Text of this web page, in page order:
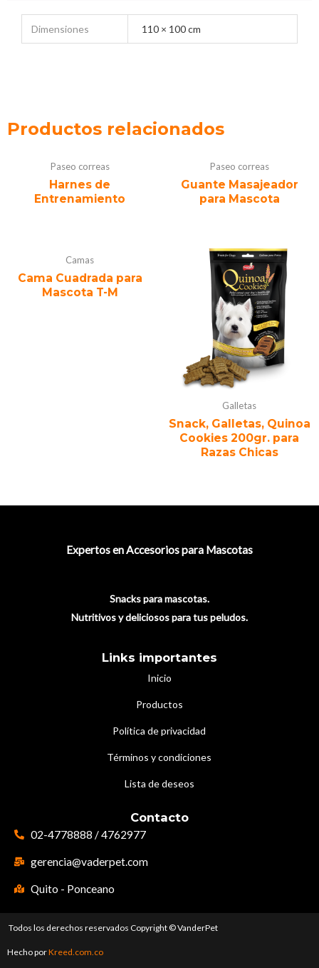
Dimensiones 110 × 100 cm
Productos relacionados
Paseo correas
Harnes de
Entrenamiento
Paseo correas
Guante Masajeador
para Mascota
Camas
Cama Cuadrada para
Mascota T-M
Galletas
Snack, Galletas, Quinoa
Cookies 200gr. para
Razas Chicas
Expertos en Accesorios para Mascotas
Snacks para mascotas.
Nutritivos y deliciosos para tus peludos.
Links importantes
Inicio
Productos
Política de privacidad
Términos y condiciones
Lista de deseos
Contacto
02-4778888 / 4762977
gerencia@vaderpet.com
Quito - Ponceano
Todos los derechos reservados Copyright © VanderPet
Hecho porKreed.com.co